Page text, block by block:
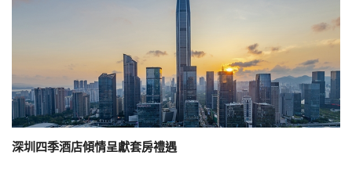
深圳四季酒店傾情呈獻套房禮遇